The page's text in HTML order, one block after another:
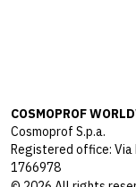
COSMOPROF
Cosmoprof S.p.a.
Registered office: Via
1766978